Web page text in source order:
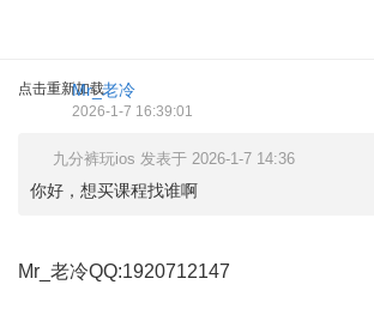
点击重新加载Mr_老冷
2026-1-7 16:39:01
九分裤玩ios 发表于 2026-1-7 14:36
你好，想买课程找谁啊
Mr_老冷QQ:1920712147